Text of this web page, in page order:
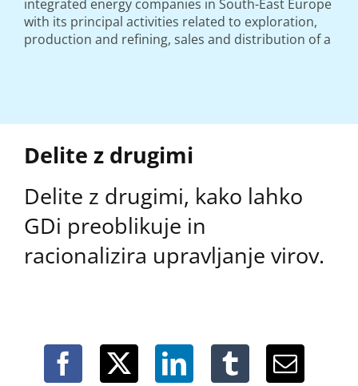
integrated energy companies in South-East Europe
with its principal activities related to exploration,
production and refining, sales and distribution of a
Delite z drugimi
Delite z drugimi, kako lahko
GDi preoblikuje in
racionalizira upravljanje virov.